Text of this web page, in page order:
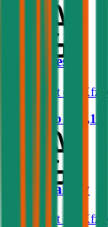
Ford Fiesta
Was kostet die
Prämie ab
€ 36,11
Ford Galaxy
Was kostet die